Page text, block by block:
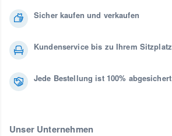
Sicher kaufen und verkaufen
Kundenservice bis zu Ihrem Sitzplatz
Jede Bestellung ist 100% abgesichert
Unser Unternehmen